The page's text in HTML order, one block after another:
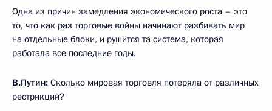
Одна из причин замедления экономического роста – это
то, что как раз торговые войны начинают разбивать мир
на отдельные блоки, и рушится та система, которая
работала все последние годы.
В.Путин: Сколько мировая торговля потеряла от различных
рестрикций?